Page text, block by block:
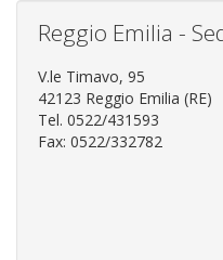
Reggio Emilia -
V.le Timavo, 95
42123 Reggio Emilia (RE)
Tel. 0522/431593
Fax: 0522/332782